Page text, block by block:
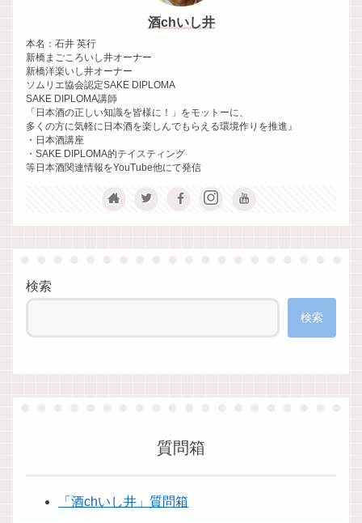
酒chいし井
本名：石井 英行
新橋まごころいし井オーナー
新橋洋楽いし井オーナー
ソムリエ協会認定SAKE DIPLOMA
SAKE DIPLOMA講師
「日本酒の正しい知識を皆様に！」をモットーに、
多くの方に気軽に日本酒を楽しんでもらえる環境作りを推進』
・日本酒講座
・SAKE DIPLOMA的テイスティング
等日本酒関連情報をYouTube他にて発信
検索
検索
質問箱
「酒chいし井」質問箱